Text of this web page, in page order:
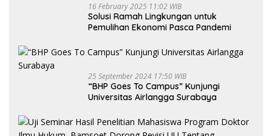
16 February 2025 11:02 WIB
Solusi Ramah Lingkungan untuk
Pemulihan Ekonomi Pasca Pandemi
25 September 2024 17:50 WIB
“BHP Goes To Campus” Kunjungi
Universitas Airlangga Surabaya